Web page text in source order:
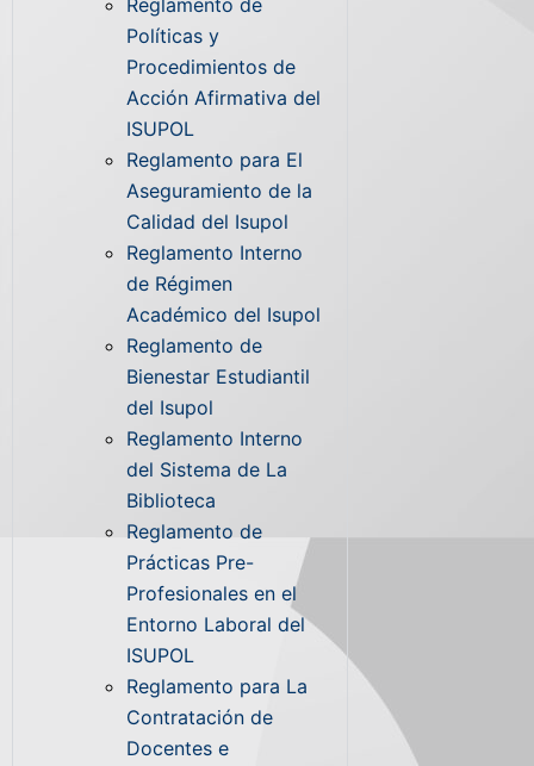
Reglamento de
Políticas y
Procedimientos de
Acción Afirmativa del
ISUPOL
Reglamento para El
Aseguramiento de la
Calidad del Isupol
Reglamento Interno
de Régimen
Académico del Isupol
Reglamento de
Bienestar Estudiantil
del Isupol
Reglamento Interno
del Sistema de La
Biblioteca
Reglamento de
Prácticas Pre-
Profesionales en el
Entorno Laboral del
ISUPOL
Reglamento para La
Contratación de
Docentes e